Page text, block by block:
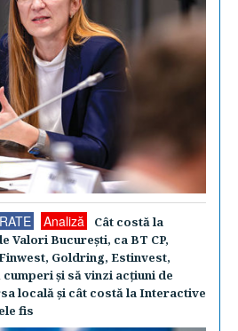
Analiză
Cât costă la
Valori Bucureşti, ca BT CP,
Goldring, Estinvest,
şi să vinzi acţiuni de
locală şi cât costă la Interactive
fis